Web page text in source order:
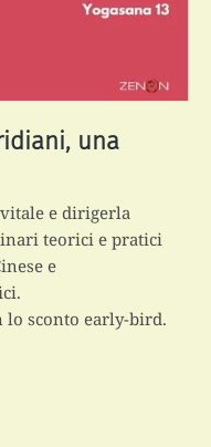
una
vitale e dirigerla
teorici e pratici
e
sconto early-bird.